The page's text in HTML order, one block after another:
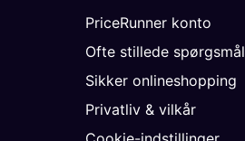
PriceRunner konto
Ofte stillede spørgsmål
Sikker onlineshopping
Privatliv & vilkår